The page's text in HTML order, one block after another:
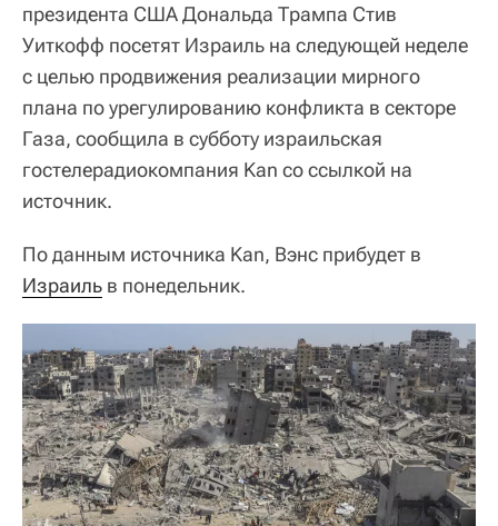
президента США Дональда Трампа Стив
Уиткофф посетят Израиль на следующей неделе
с целью продвижения реализации мирного
плана по урегулированию конфликта в секторе
Газа, сообщила в субботу израильская
гостелерадиокомпания Kan со ссылкой на
источник.
По данным источника Kan, Вэнс прибудет в
Израиль в понедельник.